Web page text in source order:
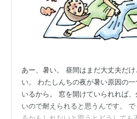
あー、暑い。 昼間はまだ大丈夫だ
い。 わたしんちの夜が暑い原因の
いるから。 窓を開けていられれば
いので耐えられると思うんです。 で